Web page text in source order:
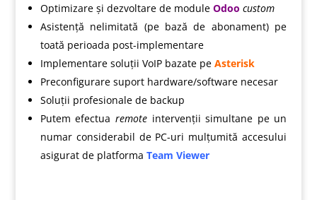
Optimizare și dezvoltare de module Odoo custom
Asistență nelimitată (pe bază de abonament) pe
toată perioada post-implementare
Implementare soluții VoIP bazate pe Asterisk
Preconfigurare suport hardware/software necesar
Soluții profesionale de backup
Putem efectua remoteintervenții simultane pe un
numar considerabil de PC-uri mulțumită accesului
asigurat de platforma Team Viewer